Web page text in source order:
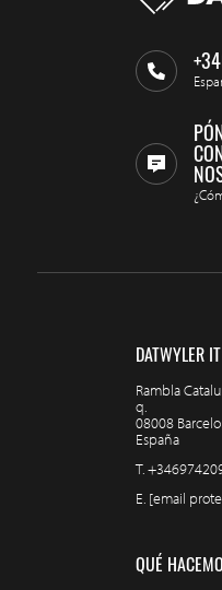
DATWYLER
Rambla
q.
08008
España
T.
E. [email
QUÉ